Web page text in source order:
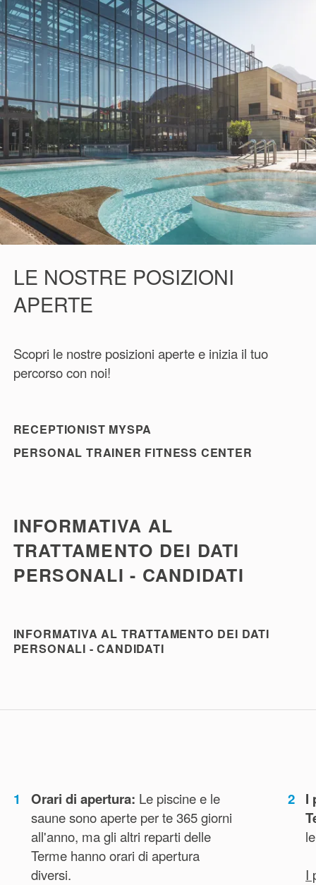
LE NOSTRE POSIZIONI
APERTE
Scopri le nostre posizioni aperte e inizia il tuo
percorso con noi!
RECEPTIONIST MYSPA
PERSONAL TRAINER FITNESS CENTER
INFORMATIVA AL
TRATTAMENTO DEI DATI
PERSONALI - CANDIDATI
INFORMATIVA AL TRATTAMENTO DEI DATI
PERSONALI - CANDIDATI
1 Orari di apertura: Le piscine e le
saune sono aperte per te 365 giorni
all'anno, ma gli altri reparti delle
Terme hanno orari di apertura
diversi.
2 I
I